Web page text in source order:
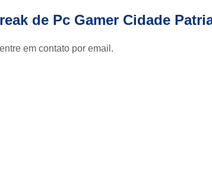
Estabilizador
de Pc Gamer Cidade
em contato por email.